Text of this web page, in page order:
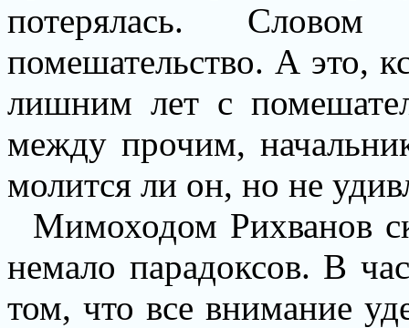
потерялась.
помешательство. А это,
лишним лет с
между прочим,
молится ли он, но не
Мимоходом Рихванов
немало парадоксов. В
том, что все внимание